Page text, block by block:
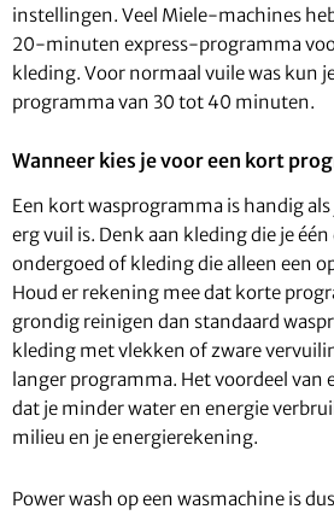
instellingen. Veel Miele-machines
20-minuten express-programma
kleding. Voor normaal vuile was kun
programma van 30 tot 40 minuten.
Wanneer kies je voor een kort
Een kort wasprogramma is handig
erg vuil is. Denk aan kleding die je
ondergoed of kleding die alleen een
Houd er rekening mee dat korte
grondig reinigen dan standaard
kleding met vlekken of zware
langer programma. Het voordeel van
dat je minder water en energie
milieu en je energierekening.
Power wash op een wasmachine is